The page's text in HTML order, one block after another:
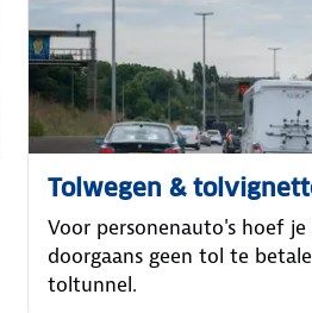
Tolwegen &
Voor personenauto's hoef je
doorgaans geen tol te
toltunnel.